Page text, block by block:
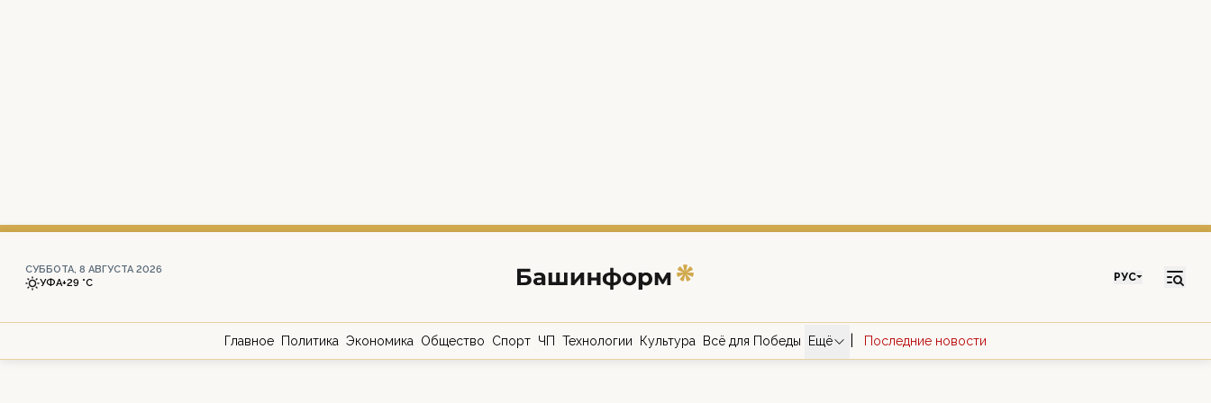
СУББОТА, 8 АВГУСТА 2026
УФА+29 °С РУС
Главное Политика Экономика Общество Спорт ЧП Технологии Культура Всё для Победы Ещё Последние новости